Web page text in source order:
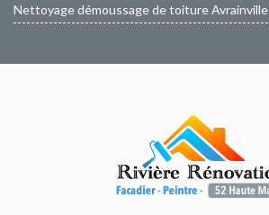
Nettoyage démoussage de toiture Avrainville